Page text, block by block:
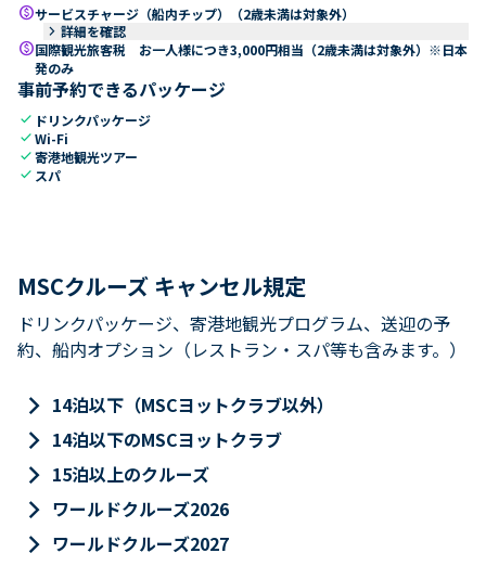
paidサービスチャージ（船内チップ）（2歳未満は対象外）
keyboard_arrow_right 詳細を確認
paid国際観光旅客税 お一人様につき3,000円相当（2歳未満は対象外）※日本
発のみ
事前予約できるパッケージ
check ドリンクパッケージ
checkWi-Fi
check寄港地観光ツアー
check スパ
MSCクルーズ キャンセル規定
ドリンクパッケージ、寄港地観光プログラム、送迎の予
約、船内オプション（レストラン・スパ等も含みます。）
keyboard_arrow_right 14泊以下（MSCヨットクラブ以外）
keyboard_arrow_right 14泊以下のMSCヨットクラブ
keyboard_arrow_right 15泊以上のクルーズ
keyboard_arrow_right ワールドクルーズ2026
keyboard_arrow_right ワールドクルーズ2027